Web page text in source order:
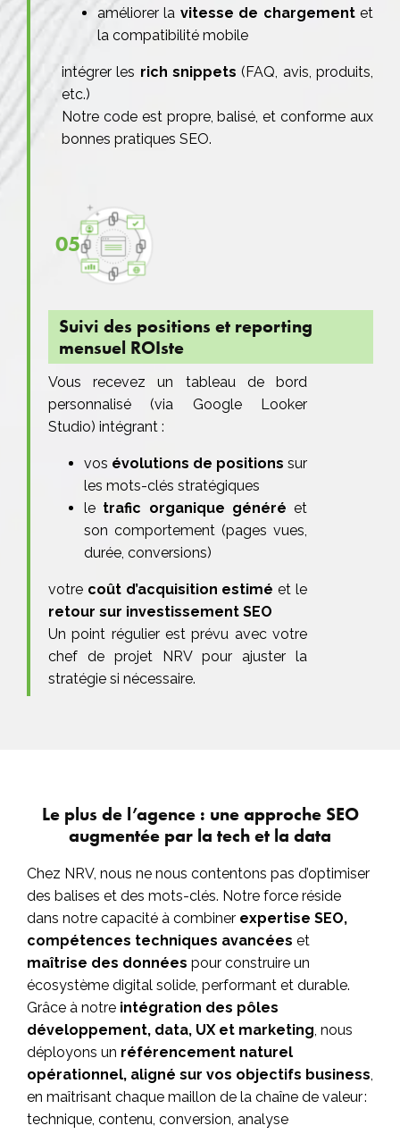
améliorer la vitesse de chargementet
la compatibilité mobile
intégrer les rich snippets (FAQ, avis, produits,
etc.)
Notre code est propre, balisé, et conforme aux
bonnes pratiques SEO.
05
Suivi des positions et reporting
mensuel ROIste
Vous recevez un tableau de bord
personnalisé (via Google Looker
Studio) intégrant :
vos évolutions de positions sur
les mots-clés stratégiques
le trafic organique généré et
son comportement (pages vues,
durée, conversions)
votre coût d’acquisition estimé et le
retour sur investissement SEO
Un point régulier est prévu avec votre
chef de projet NRV pour ajuster la
stratégie si nécessaire.
Le plus de l’agence : une approche SEO
augmentée par la tech et la data
Chez NRV, nous ne nous contentons pas d’optimiser
des balises et des mots-clés. Notre force réside
dans notre capacité à combiner expertise SEO,
compétences techniques avancées et
maîtrise des données pour construire un
écosystème digital solide, performant et durable.
Grâce à notre intégration des pôles
développement, data, UX et marketing, nous
déployons un référencement naturel
opérationnel, aligné sur vos objectifs business,
en maîtrisant chaque maillon de la chaîne de valeur :
technique, contenu, conversion, analyse